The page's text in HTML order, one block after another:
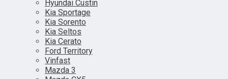
Hyundai Custin
Kia Sportage
Kia Sorento
Kia Seltos
Kia Cerato
Ford Territory
Vinfast
Mazda 3